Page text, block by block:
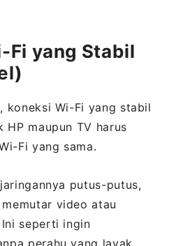
Fi yang Stabil
koneksi Wi-Fi yang stabil
HP maupun TV harus
Fi yang sama.
putus-putus,
video atau
seperti ingin